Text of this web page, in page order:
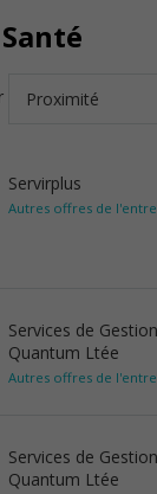
Servirplus
Autres offres de
Services de Gestion
Quantum Ltée
Autres offres de
Services de Gestion
Quantum Ltée